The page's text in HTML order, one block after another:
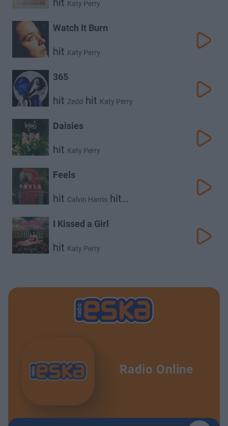
hit Katy Perry
Watch It Burn
hit Katy Perry
365
hit Zedd hit Katy Perry
Daisies
hit Katy Perry
Feels
hit Calvin Harris hit
Big Sean
I Kissed a Girl
hit Katy Perry
Radio Online